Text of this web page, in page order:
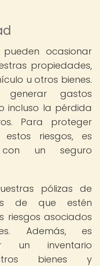
ocasionar
propiedades,
u otros bienes.
generar gastos
incluso la pérdida
Para proteger
riesgos, es
un seguro
pólizas de
de que estén
riesgos asociados
Además, es
un inventario
bienes y